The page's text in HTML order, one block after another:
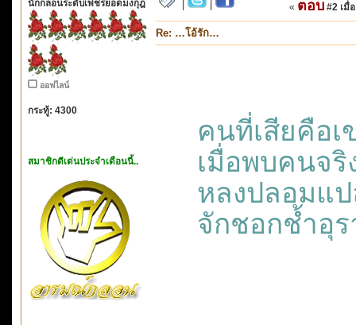
นักกลอนระดับเพชรยอดมงกุฎ
ออฟไลน์
กระทู้: 4300
สมาชิกดีเด่นประจำเดือนนี้..
« ตอบ #2 เมื่
Re: …โอ้รัก…
คนที่เสียคือเ
เมื่อพบคนจริ
หลงปลอมแ
จักชอกช้ำอุ